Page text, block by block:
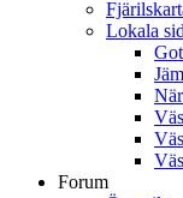
Lokala
Forum